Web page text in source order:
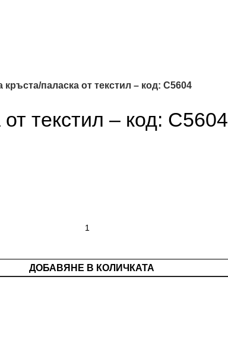
кръста/паласка от текстил – код: C5604
текстил – код: C5604
ДОБАВЯНЕ В КОЛИЧКАТА